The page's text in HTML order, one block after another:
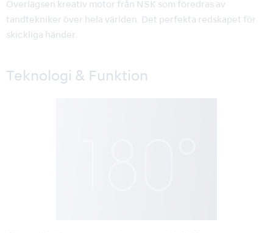
Överlägsen kreativ motor från NSK som föredras av
tandtekniker över hela världen. Det perfekta redskapet för
skickliga händer.
Teknologi & Funktion